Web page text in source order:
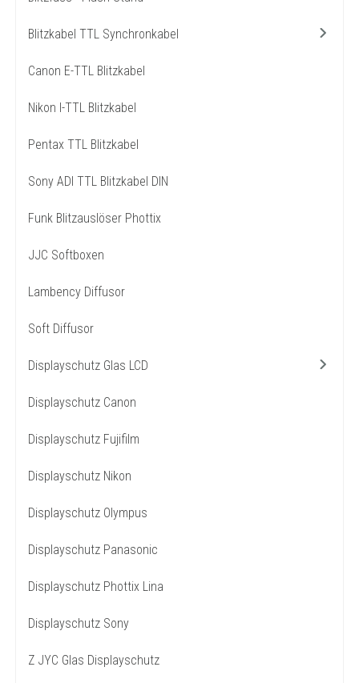
Blitzkabel TTL Synchronkabel
Canon E-TTL Blitzkabel
Nikon I-TTL Blitzkabel
Pentax TTL Blitzkabel
Sony ADI TTL Blitzkabel DIN
Funk Blitzauslöser Phottix
JJC Softboxen
Lambency Diffusor
Soft Diffusor
Displayschutz Glas LCD
Displayschutz Canon
Displayschutz Fujifilm
Displayschutz Nikon
Displayschutz Olympus
Displayschutz Panasonic
Displayschutz Phottix Lina
Displayschutz Sony
Z JYC Glas Displayschutz